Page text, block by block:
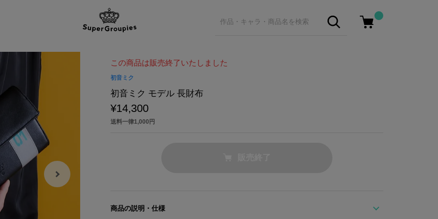
この商品は販売終了いたしました
初音ミク
初音ミク モデル 長財布
¥14,300
送料一律1,000円
商品の説明・仕様